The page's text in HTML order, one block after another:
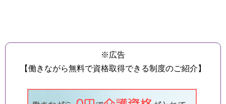
※広告
【働きながら無料で資格取得できる制度のご紹介】